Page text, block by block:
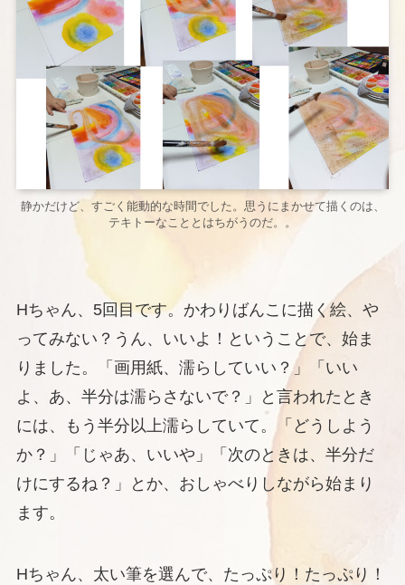
静かだけど、すごく能動的な時間でした。思うにまかせて描くのは、
テキトーなこととはちがうのだ。。
Hちゃん、5回目です。かわりばんこに描く絵、や
ってみない？うん、いいよ！ということで、始ま
りました。「画用紙、濡らしていい？」「いい
よ、あ、半分は濡らさないで？」と言われたとき
には、もう半分以上濡らしていて。「どうしよう
か？」「じゃあ、いいや」「次のときは、半分だ
けにするね？」とか、おしゃべりしながら始まり
ます。
Hちゃん、太い筆を選んで、たっぷり！たっぷり！